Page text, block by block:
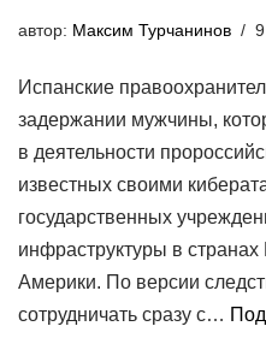
автор: Максим Турчанинов
Испанские
задержании мужчины,
в деятельности
известных своими
государственных
инфраструктуры в
Америки. По версии
сотрудничать сразу с…